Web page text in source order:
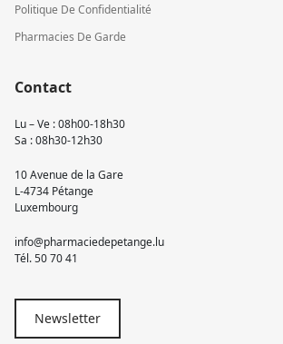
Politique De Confidentialité
Pharmacies De Garde
Contact
Lu – Ve : 08h00-18h30
Sa : 08h30-12h30
10 Avenue de la Gare
L-4734 Pétange
Luxembourg
info@pharmaciedepetange.lu
Tél.50 70 41
Newsletter